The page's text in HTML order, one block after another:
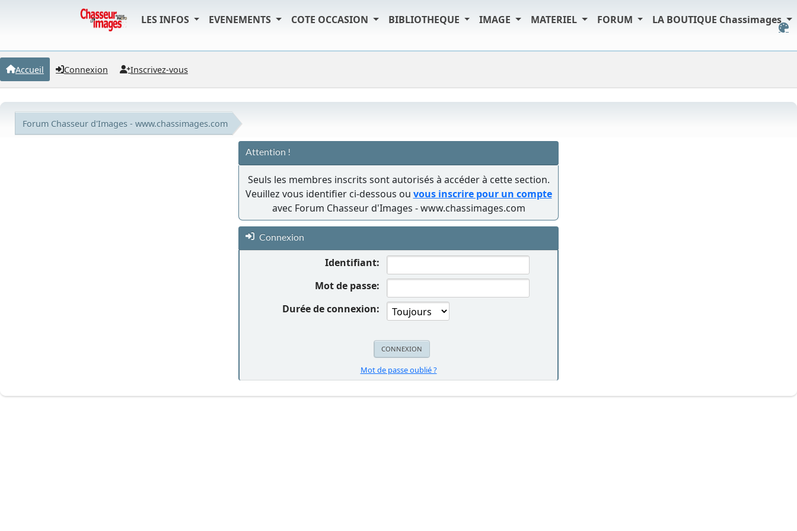
LES INFOS EVENEMENTS COTE OCCASION BIBLIOTHEQUE IMAGE MATERIEL FORUM LA BOUTIQUE Chassimages
Accueil Connexion Inscrivez-vous
Forum Chasseur d'Images - www.chassimages.com
Attention !
Seuls les membres inscrits sont autorisés à accéder à cette section.
Veuillez vous identifier ci-dessous ou vous inscrire pour un compte
avec Forum Chasseur d'Images - www.chassimages.com
Connexion
Identifiant:
Mot de passe:
Durée de connexion:
Mot de passe oublié ?